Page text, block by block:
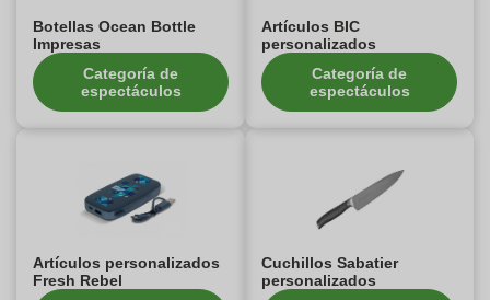
Botellas Ocean Bottle
Impresas
Categoría de
espectáculos
Artículos BIC
personalizados
Categoría de
espectáculos
Artículos personalizados
Fresh Rebel
Cuchillos Sabatier
personalizados